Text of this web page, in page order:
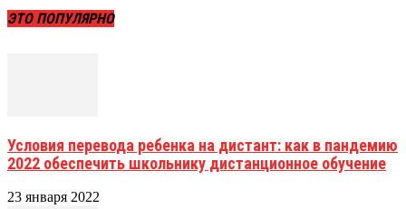
ЭТО ПОПУЛЯРНО
Условия перевода ребенка на дистант: как в пандемию
2022 обеспечить школьнику дистанционное обучение
23 января 2022